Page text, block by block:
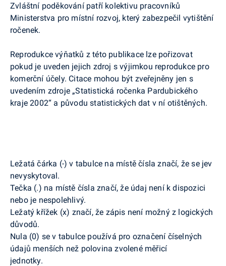
Zvláštní poděkování patří kolektivu pracovníků
Ministerstva pro místní rozvoj, který zabezpečil vytištění
ročenek.
Reprodukce výňatků z této publikace lze pořizovat
pokud je uveden jejich zdroj s výjimkou reprodukce pro
komerční účely. Citace mohou být zveřejněny jen s
uvedením zdroje „Statistická ročenka Pardubického
kraje2002“ a původu statistických dat v ní otištěných.
Ležatá čárka (-) v tabulce na místě čísla značí, že se jev
nevyskytoval.
Tečka (.) na místě čísla značí, že údaj není k dispozici
nebo je nespolehlivý.
Ležatý křížek (x) značí, že zápis není možný z logických
důvodů.
Nula (0) se v tabulce používá pro označení číselných
údajů menších než polovina zvolené měřicí
jednotky.